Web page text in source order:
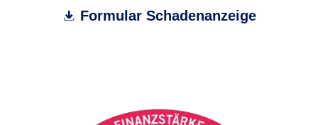
Formular Schadenanzeige